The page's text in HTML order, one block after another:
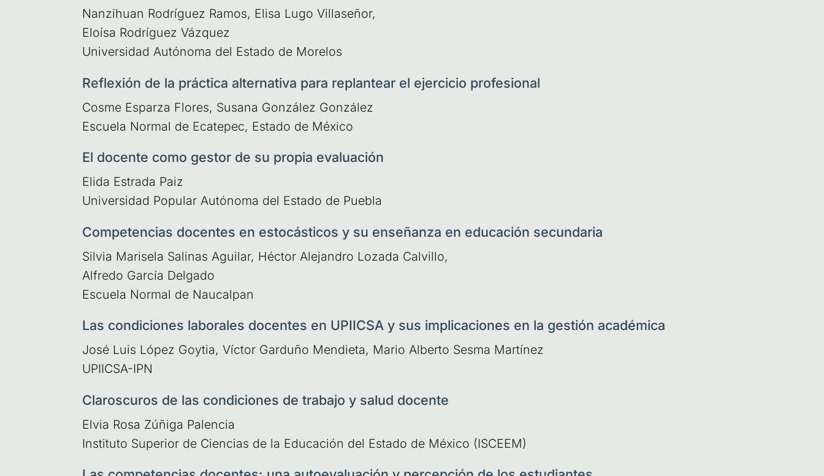
Nan­zihuan Rodrí­guez Ramos, Eli­sa Lugo Villa­se­ñor,
Eloí­sa Rodrí­guez Váz­quez
Uni­ver­si­dad Autó­no­ma del Esta­do de Morelos
Reflexión de la práctica alternativa para replantear el ejercicio profesional
Cos­me Espar­za Flo­res, Susa­na Gon­zá­lez Gon­zá­lez
Escue­la Nor­mal de Eca­te­pec, Esta­do de México
El docente como gestor de su propia evaluación
Eli­da Estra­da Paiz
Uni­ver­si­dad Popu­lar Autó­no­ma del Esta­do de Puebla
Competencias docentes en estocásticos y su enseñanza en educación secundaria
Sil­via Mari­se­la Sali­nas Agui­lar, Héc­tor Ale­jan­dro Loza­da Cal­vi­llo,
Alfre­do Gar­cía Del­ga­do
Escue­la Nor­mal de Naucalpan
Las condiciones laborales docentes en UPIICSA y sus implicaciones en la gestión académica
José Luis López Goy­tia, Víc­tor Gar­du­ño Men­die­ta, Mario Alber­to Ses­ma Mar­tí­nez
UPIIC­SA-IPN
Claroscuros de las condiciones de trabajo y salud docente
Elvia Rosa Zúñi­ga Palen­cia
Ins­ti­tu­to Supe­rior de Cien­cias de la Edu­ca­ción del Esta­do de Méxi­co (ISCEEM)